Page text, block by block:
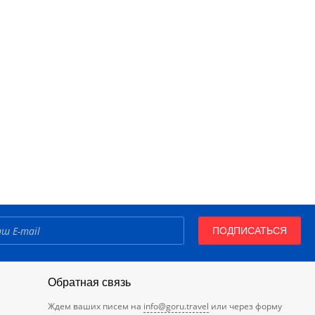
ПОДПИСАТЬСЯ
Обратная связь
Ждем ваших писем на info@goru.travel или через форму